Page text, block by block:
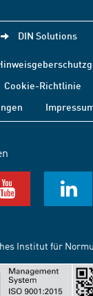
DIN Solutions
Cookie-Richtlinie
Institut für